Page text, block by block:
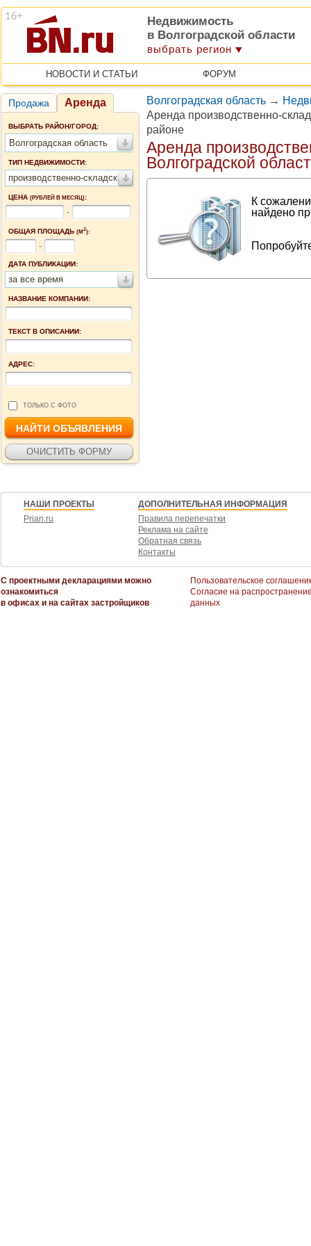
Недвижимость
в Волгоградской области
выбрать регион
НОВОСТИ И СТАТЬИ ФОРУМ
Продажа Аренда
ВЫБРАТЬ РАЙОН/ГОРОД:
Волгоградская область
ТИП НЕДВИЖИМОСТИ:
производственно-складские помещения
ЦЕНА (РУБЛЕЙ В МЕСЯЦ):
-
ОБЩАЯ ПЛОЩАДЬ (М2):
-
ДАТА ПУБЛИКАЦИИ:
за все время
НАЗВАНИЕ КОМПАНИИ:
ТЕКСТ В ОПИСАНИИ:
АДРЕС:
ТОЛЬКО С ФОТО
Волгоградская область →
Аренда производственно-
районе
Аренда
Волгоградской
К
найдено
НАШИ ПРОЕКТЫ
Prian.ru
ДОПОЛНИТЕЛЬНАЯ ИНФОРМАЦИЯ
Правила перепечатки
Реклама на сайте
Обратная связь
Контакты
С проектными декларациями можно
ознакомиться
в офисах и на сайтах застройщиков
Пользовательское
Согласие на
данных